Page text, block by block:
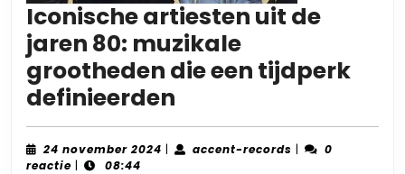
Iconische artiesten uit de
jaren 80: muzikale
grootheden die een tijdperk
definieerden
artiesten
uit
24 november 2024 24
| accent-records accent-
|
0
reactie | 08:44